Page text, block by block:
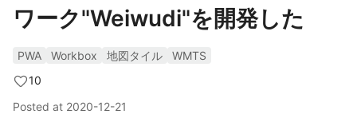
ワーク"Weiwudi"を開発した
PWA Workbox 地図タイル
WMTS
10
Posted at 2020-12-21